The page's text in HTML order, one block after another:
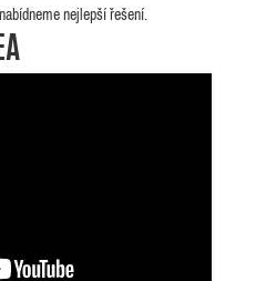
nejlepší řešení.